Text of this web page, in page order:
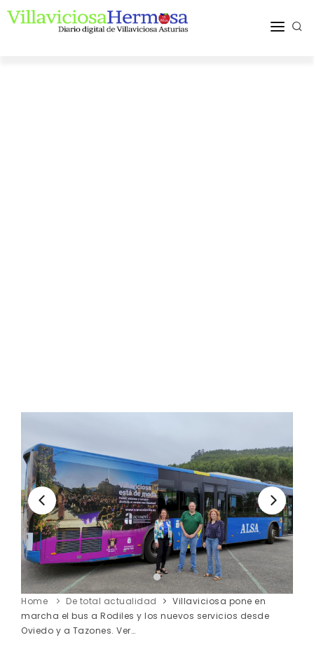
Home De total actualidad
Villaviciosa pone en
marcha el bus a Rodiles y los nuevos servicios desde
Oviedo y a Tazones. Ver…